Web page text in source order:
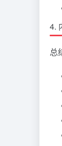
4.
总